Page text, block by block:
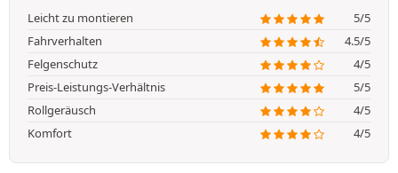
Leicht zu montieren
5/5
Fahrverhalten
4.5/5
Felgenschutz
4/5
Preis-Leistungs-Verhältnis
5/5
Rollgeräusch
4/5
Komfort
4/5